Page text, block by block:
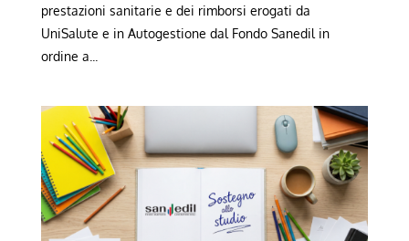
prestazioni sanitarie e dei rimborsi erogati da
UniSalute e in Autogestione dal Fondo Sanedil in
ordine a...